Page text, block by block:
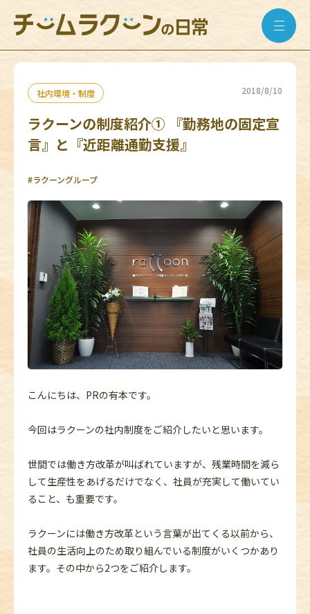
社内環境・制度 2018/8/10
ラクーンの制度紹介① 『勤務地の固定宣
言』と『近距離通勤支援』
#ラクーングループ
こんにちは、PRの有本です。
今回はラクーンの社内制度をご紹介したいと思います。
世間では働き方改革が叫ばれていますが、残業時間を減ら
して生産性をあげるだけでなく、社員が充実して働いてい
ること、も重要です。
ラクーンには働き方改革という言葉が出てくる以前から、
社員の生活向上のため取り組んでいる制度がいくつかあり
ます。その中から2つをご紹介します。